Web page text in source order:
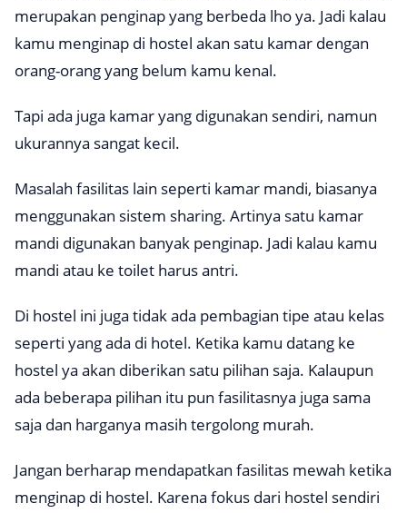
merupakan penginap yang berbeda lho ya. Jadi kalau
kamu menginap di hostel akan satu kamar dengan
orang-orang yang belum kamu kenal.
Tapi ada juga kamar yang digunakan sendiri, namun
ukurannya sangat kecil.
Masalah fasilitas lain seperti kamar mandi, biasanya
menggunakan sistem sharing. Artinya satu kamar
mandi digunakan banyak penginap. Jadi kalau kamu
mandi atau ke toilet harus antri.
Di hostel ini juga tidak ada pembagian tipe atau kelas
seperti yang ada di hotel. Ketika kamu datang ke
hostel ya akan diberikan satu pilihan saja. Kalaupun
ada beberapa pilihan itu pun fasilitasnya juga sama
saja dan harganya masih tergolong murah.
Jangan berharap mendapatkan fasilitas mewah ketika
menginap di hostel. Karena fokus dari hostel sendiri